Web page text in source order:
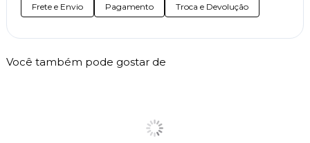
Frete e Envio Pagamento Troca e Devolução
Você também pode gostar de